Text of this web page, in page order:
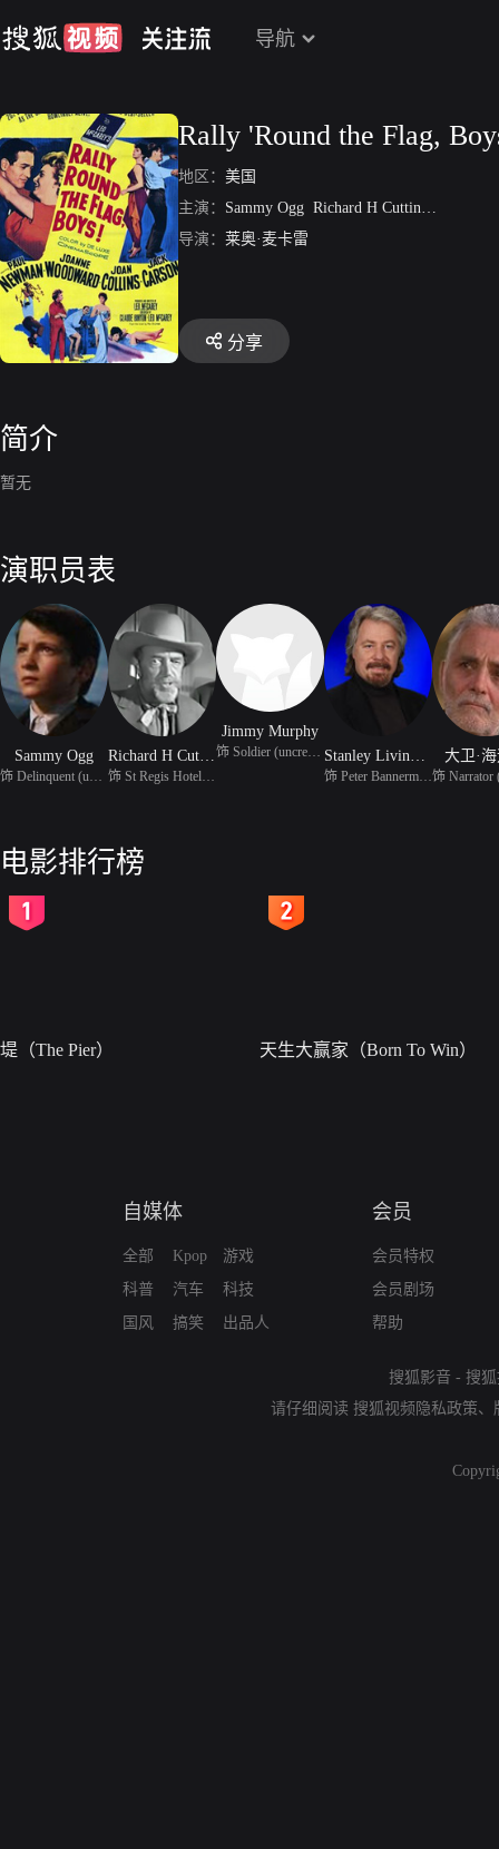
导航
Rally 'Round the Flag,
地区： 美国
主演： Sammy Ogg Richard H Cutting
导演： 莱奥·麦卡雷
分享
简介
暂无
演职员表
Sammy Ogg
Jimmy Murphy
饰 Soldier (uncredited)
饰 Peter Bannerman (unc
大卫·
电影排行榜
堤（The Pier） 天生大赢家（Born To Win）
自媒体
全部
科普
国风
Kpop
汽车
搞笑
游戏
科技
出品人
会员
会员特权
会员剧场
帮助
搜狐影音 - 搜
请仔细阅读 搜狐视频隐私政策、